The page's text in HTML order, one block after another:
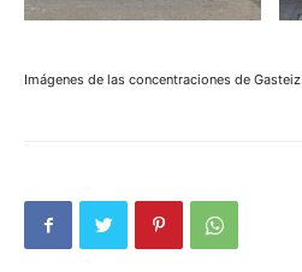
Imágenes de las concentraciones de